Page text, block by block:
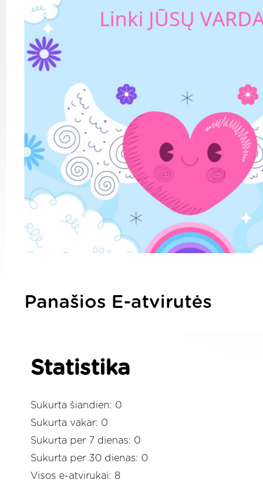
Panašios E-atvirutės
Statistika
Sukurta šiandien: 0
Sukurta vakar: 0
Sukurta per 7 dienas: 0
Sukurta per 30 dienas: 0
Visos e-atvirukai: 8